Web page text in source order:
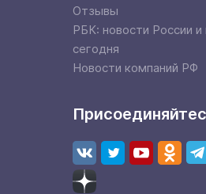
Отзывы
РБК: новости России и
сегодня
Новости компаний РФ